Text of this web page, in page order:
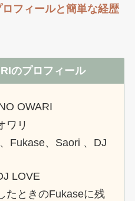
フィールと簡単な経歴
のプロフィール
OWARI
ワリ
Fukase、Saori 、DJ
LOVE
たときのFukaseに残